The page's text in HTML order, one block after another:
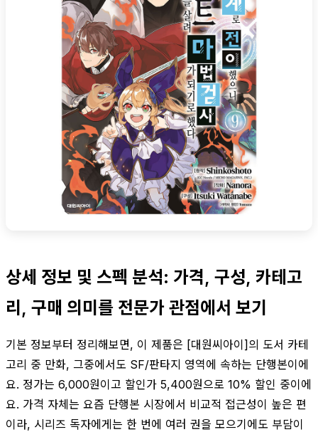
상세 정보 및 스펙 분석: 가격, 구성, 카테고
리, 구매 의미를 전문가 관점에서 보기
기본 정보부터 정리해보면, 이 제품은 [대원씨아이]의 도서 카테
고리 중 만화, 그중에서도 SF/판타지 영역에 속하는 단행본이에
요. 정가는 6,000원이고 할인가 5,400원으로 10% 할인 중이에
요. 가격 자체는 요즘 단행본 시장에서 비교적 접근성이 높은 편
이라, 시리즈 독자에게는 한 번에 여러 권을 모으기에도 부담이